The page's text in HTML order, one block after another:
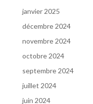
janvier 2025
décembre 2024
novembre 2024
octobre 2024
septembre 2024
juillet 2024
juin 2024